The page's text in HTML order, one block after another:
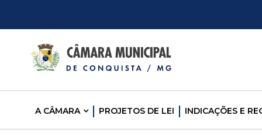
C
â
m
a
A CÂMARA PROJETOS DE LEI INDICAÇÕES E